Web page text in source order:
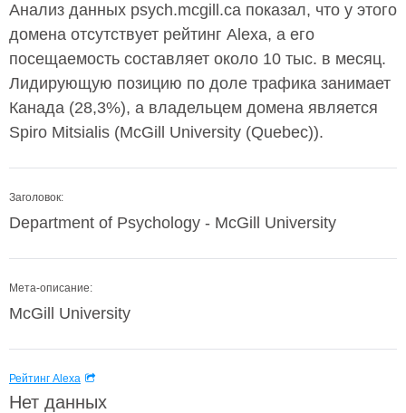
Анализ данных psych.mcgill.ca показал, что у этого
домена отсутствует рейтинг Alexa, а его
посещаемость составляет около 10 тыс. в месяц.
Лидирующую позицию по доле трафика занимает
Канада (28,3%), а владельцем домена является
Spiro Mitsialis (McGill University (Quebec)).
Заголовок:
Department of Psychology - McGill University
Мета-описание:
McGill University
Рейтинг Alexa
Нет данных